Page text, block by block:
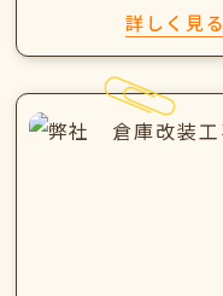
詳しく見る